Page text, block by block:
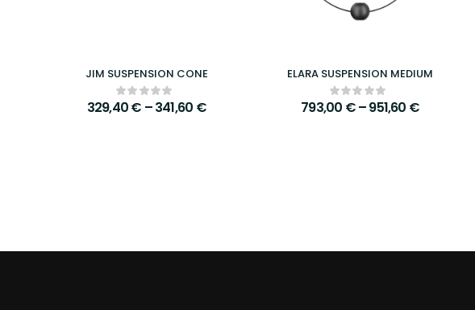
JIM SUSPENSION CONE
329,40€ –341,60 €
ELARA SUSPENSION MEDIUM
793,00 €–951,60 €